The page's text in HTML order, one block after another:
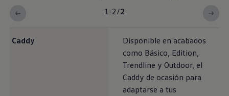
1-2/2
Caddy
Disponible en acabados
como Básico, Edition,
Trendline y Outdoor, el
Caddy de ocasión para
adaptarse a tus